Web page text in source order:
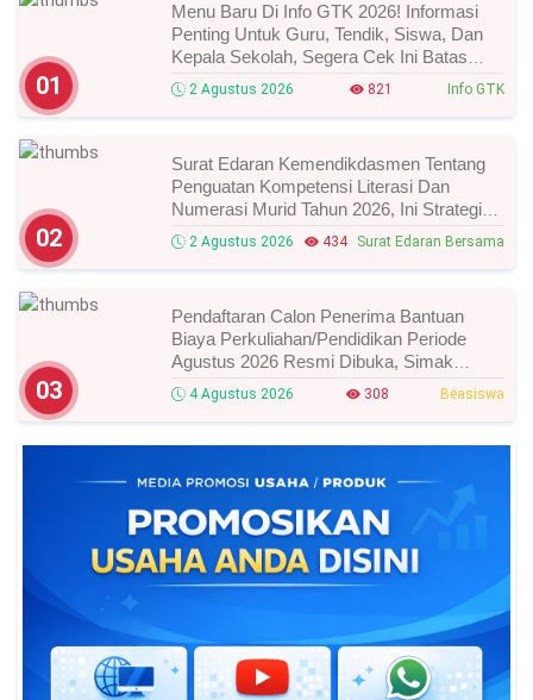
01
Menu Baru Di Info GTK 2026! Informasi
Penting Untuk Guru, Tendik, Siswa, Dan
Kepala Sekolah, Segera Cek Ini Batas
Waktunya!
2 Agustus 2026 821 Info GTK
02
Surat Edaran Kemendikdasmen Tentang
Penguatan Kompetensi Literasi Dan
Numerasi Murid Tahun 2026, Ini Strategi
Dan Alurnya
2 Agustus 2026 434 Surat Edaran Bersama
03
Pendaftaran Calon Penerima Bantuan
Biaya Perkuliahan/Pendidikan Periode
Agustus 2026 Resmi Dibuka, Simak
Syarat Dan Jadwal Lengkapnya
4 Agustus 2026 308 Beasiswa